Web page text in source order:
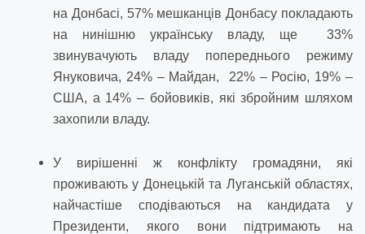
на Донбасі, 57% мешканців Донбасу покладають
на нинішню українську владу, ще 33%
звинувачують владу попереднього режиму
Януковича, 24% – Майдан, 22% – Росію, 19% –
США, а 14% – бойовиків, які збройним шляхом
захопили владу.
У вирішенні ж конфлікту громадяни, які
проживають у Донецькій та Луганській областях,
найчастіше сподіваються на кандидата у
Президенти, якого вони підтримають на